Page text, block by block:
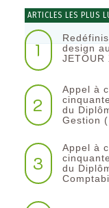
ARTICLES LES PLUS
1
design
JETOUR
2
Appel à
du
Gestion
3
Appel à
du